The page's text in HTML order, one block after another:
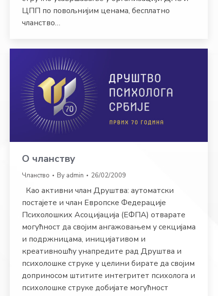
ЦПП по повољнијим ценама, бесплатно
чланство…
О чланству
Чланство By admin 26/02/2009
Као активни члан Друштва: аутоматски
постајете и члан Европске Федерације
Психолошких Асоцијација (ЕФПА) отварате
могућност да својим ангажовањем у секцијама
и подржницама, иницијативом и
креативношћу унапредите рад Друштва и
психолошке струке у целини бирате да својим
доприносом штитите интегритет психолога и
психолошке струке добијате могућност